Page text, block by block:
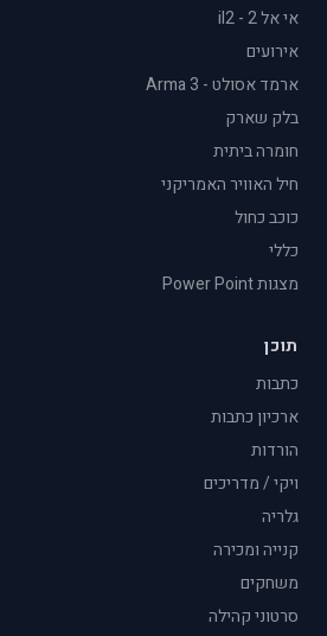
אי אל 2 - il2
אירועים
ארמד אסולט - Arma 3
בלק שארק
חומרה ביתית
חיל האוויר האמריקני
כוכב כחול
כללי
מצגות Power Point
תוכן
כתבות
ארכיון כתבות
הורדות
ויקי / מדריכים
גלריה
קנייה ומכירה
משחקים
סרטוני קהילה